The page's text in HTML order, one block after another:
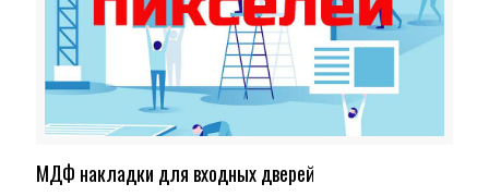
МДФ накладки для входных дверей